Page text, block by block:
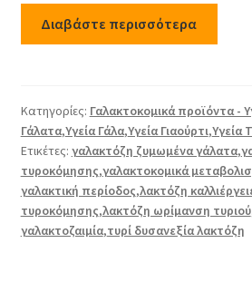
Διαβάστε περισσότερα
Κατηγορίες: Γαλακτοκομικά προϊόντα -
Γάλατα,Υγεία Γάλα,Υγεία Γιαούρτι,Υγεία
Ετικέτες: γαλακτόζη ζυμωμένα γάλατα,
τυροκόμησης,γαλακτοκομικά
γαλακτική περίοδος,λακτόζη
τυροκόμησης,λακτόζη ωρίμανση τυριού
γαλακτοζαιμία,τυρί δυσανεξία λακτόζη